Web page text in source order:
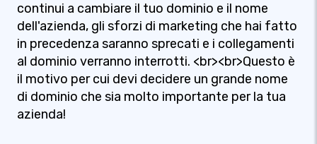
continui a cambiare il tuo dominio e il nome
dell'azienda, gli sforzi di marketing che hai fatto
in precedenza saranno sprecati e i collegamenti
al dominio verranno interrotti. <br><br>Questo è
il motivo per cui devi decidere un grande nome
di dominio che sia molto importante per la tua
azienda!